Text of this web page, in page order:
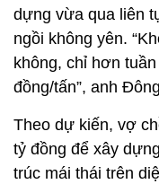
dựng vừa qua liên
ngồi không yên.
không, chỉ hơn
đồng/tấn”, anh
Theo dự kiến, vợ
tỷ đồng để xây
trúc mái thái trên